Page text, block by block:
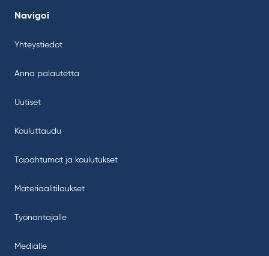
Navigoi
Yhteystiedot
Anna palautetta
Uutiset
Kouluttaudu
Tapahtumat ja koulutukset
Materiaalitilaukset
Työnantajalle
Medialle